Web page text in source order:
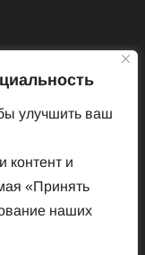
улучшить ваш
контент и
«Принять
наших